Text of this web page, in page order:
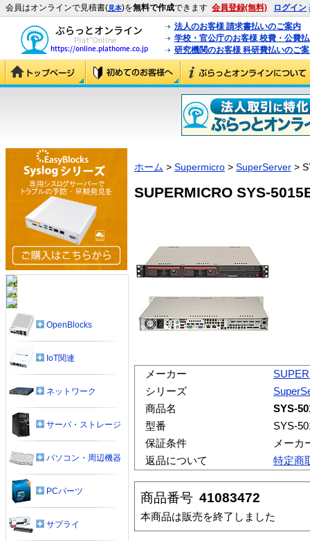
会員はオンラインで見積書(見本)を無料で作成できます 会員登録(無料) ログイン
法人のお客様 請求書払いのご案内
学校・官公庁のお客様 校費・公費
研究機関のお客様 科研費払いのご
ホーム > Supermicro > SuperServer >
SUPERMICRO SYS-
メーカー
シリーズ
商品名
SYS-
型番
SYS-
保証条件
メーカ
返品について
特定商
商品番号 41083472
本商品は販売を終了しました
OpenBlocks
IoT関連
ネットワーク
サーバ・ストレージ
パソコン・周辺機器
PCパーツ
サプライ